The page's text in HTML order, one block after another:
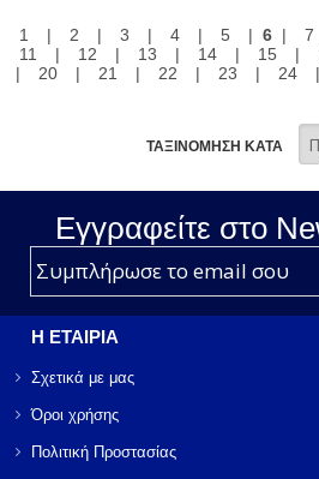
1 | 2 | 3 | 4 | 5 | 6| 7
11
| 12 | 13 | 14 | 15 |
|
20 | 21 | 22 | 23 | 24 |
ΤΑΞΙΝΟΜΗΣΗ ΚΑΤΑ
Εγγραφείτε στο
Η ΕΤΑΙΡΙΑ
Σχετικά με μας
Όροι χρήσης
Πολιτική Προστασίας